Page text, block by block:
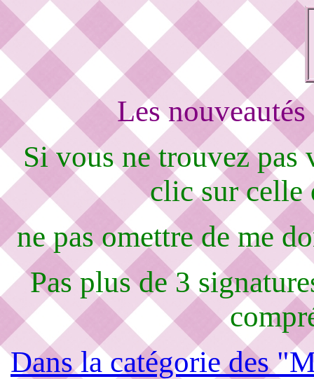
Les
Si vous ne trouvez pas
clic sur celle
ne pas omettre de me
Pas plus de 3
Dans la catégorie des